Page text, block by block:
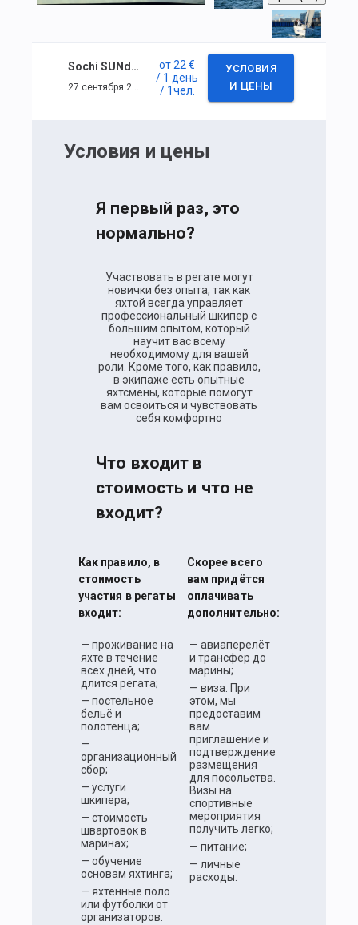
Sochi SUNday Race
27 сентября 2020 г. — 27 сентября 2020 г.
от22 €
/ 1 день
/ 1чел.
УСЛОВИЯ
И ЦЕНЫ
Условия и цены
Я первый раз, это
нормально?
Участвовать в регате могут
новички без опыта, так как
яхтой всегда управляет
профессиональный шкипер с
большим опытом, который
научит вас всему
необходимому для вашей
роли. Кроме того, как правило,
в экипаже есть опытные
яхтсмены, которые помогут
вам освоиться и чувствовать
себя комфортно
Что входит в
стоимость и что не
входит?
Как правило, в
стоимость
участия в регаты
входит:
— проживание на
яхте в течение
всех дней, что
длится регата;
— постельное
бельё и
полотенца;
—
организационный
сбор;
— услуги
шкипера;
— стоимость
швартовок в
маринах;
— обучение
основам яхтинга;
— яхтенные поло
или футболки от
организаторов.
Скорее всего
вам придётся
оплачивать
дополнительно:
— авиаперелёт
и трансфер до
марины;
— виза. При
этом, мы
предоставим
вам
приглашение и
подтверждение
размещения
для посольства.
Визы на
спортивные
мероприятия
получить легко;
— питание;
— личные
расходы.